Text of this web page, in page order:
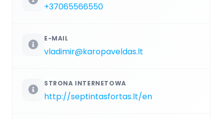
+37065566550
E-MAIL
vladimir@karopaveldas.lt
STRONA INTERNETOWA
http://septintasfortas.lt/en